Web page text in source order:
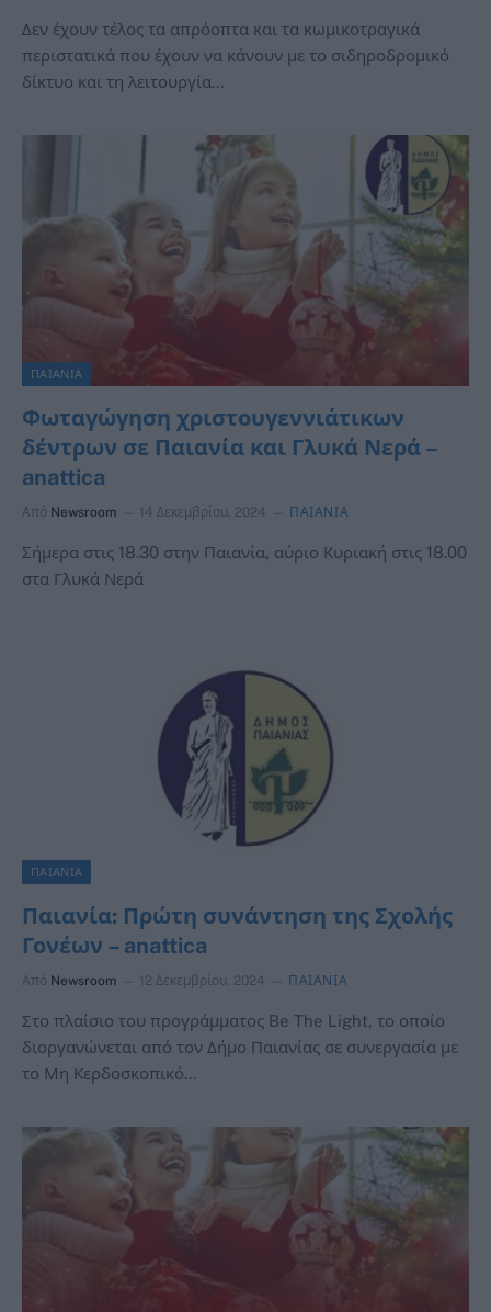
Δεν έχουν τέλος τα απρόοπτα και τα κωμικοτραγικά
περιστατικά που έχουν να κάνουν με το σιδηροδρομικό
δίκτυο και τη λειτουργία…
ΠΑΙΑΝΙΑ
Φωταγώγηση χριστουγεννιάτικων
δέντρων σε Παιανία και Γλυκά Νερά –
anattica
Από Newsroom 14 Δεκεμβρίου, 2024 ΠΑΙΑΝΙΑ
Σήμερα στις 18.30 στην Παιανία, αύριο Κυριακή στις 18.00
στα Γλυκά Νερά
ΠΑΙΑΝΙΑ
Παιανία: Πρώτη συνάντηση της Σχολής
Γονέων – anattica
Από Newsroom 12 Δεκεμβρίου, 2024 ΠΑΙΑΝΙΑ
Στο πλαίσιο του προγράμματος Be The Light, το οποίο
διοργανώνεται από τον Δήμο Παιανίας σε συνεργασία με
το Μη Κερδοσκοπικό…